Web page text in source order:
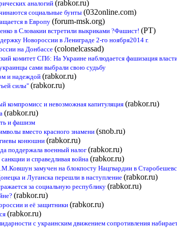
аналогий(rabkor.ru)
социальные бунты (032online.com)
в Европу (forum-msk.org)
в Словакии встретили выкриками ?Фашист! (РТ)
Новороссии в Лениграде 2-го ноября2014 г.
на Донбассе (colonelcassad)
комитет СПб: На Украине наблюдается фашизация
сами выбрали свою судьбу
и надеждой (rabkor.ru)
силы" (rabkor.ru)
компромисс и невозможная капитуляция (rabkor.ru)
(rabkor.ru)
и фашизм
вместо красного знамени (snob.ru)
конюшни(rabkor.ru)
поддержала военный налог (rabkor.ru)
и справедливая война (rabkor.ru)
замучен на блокпосту Нацгвардии в
и Луганска перешли в наступление (rabkor.ru)
за социальную республику (rabkor.ru)
(rabkor.ru)
и её защитники (rabkor.ru)
(rabkor.ru)
с украинским движением сопротивления